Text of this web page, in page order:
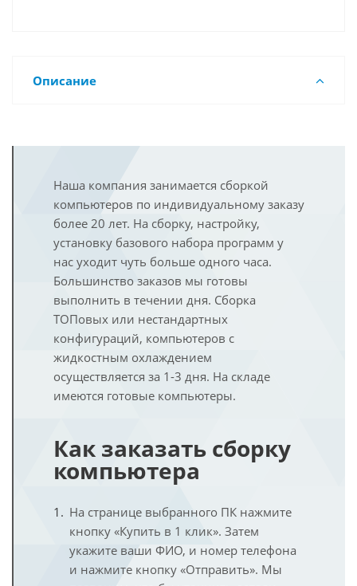
Описание
Наша компания занимается сборкой
компьютеров по индивидуальному заказу
более 20 лет. На сборку, настройку,
установку базового набора программ у
нас уходит чуть больше одного часа.
Большинство заказов мы готовы
выполнить в течении дня. Сборка
ТОПовых или нестандартных
конфигураций, компьютеров с
жидкостным охлаждением
осуществляется за 1-3 дня. На складе
имеются готовые компьютеры.
Как заказать сборку
компьютера
На странице выбранного ПК нажмите
кнопку «Купить в 1 клик». Затем
укажите ваши ФИО, и номер телефона
и нажмите кнопку «Отправить». Мы